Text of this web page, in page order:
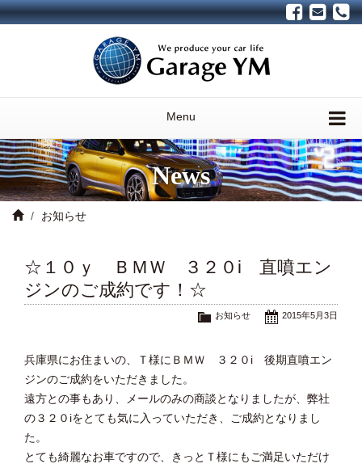
Menu
News
お知らせ
☆１０ｙ ＢＭＷ ３２０i 直噴エン
ジンのご成約です！☆
2015年5月3日
お知らせ
兵庫県にお住まいの、Ｔ様にＢＭＷ ３２０i 後期直噴エン
ジンのご成約をいただきました。
遠方との事もあり、メールのみの商談となりましたが、弊社
の３２０iをとても気に入っていただき、ご成約となりまし
た。
とても綺麗なお車ですので、きっとＴ様にもご満足いただけ